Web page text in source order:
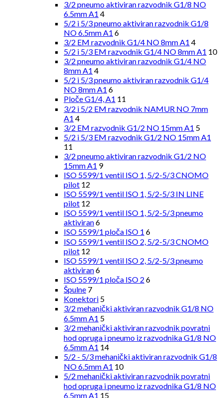
3/2 pneumo aktiviran razvodnik G1/8 NO
6.5mm A1 4
5/2 i 5/3 pneumo aktiviran razvodnik G1/8
NO 6.5mm A1 6
3/2 EM razvodnik G1/4 NO 8mm A1 4
5/2 i 5/3 EM razvodnik G1/4 NO 8mm A1 10
3/2 pneumo aktiviran razvodnik G1/4 NO
8mm A1 4
5/2 i 5/3 pneumo aktiviran razvodnik G1/4
NO 8mm A1 6
Ploče G1/4, A1 11
3/2 i 5/2 EM razvodnik NAMUR NO 7mm
A1 4
3/2 EM razvodnik G1/2 NO 15mm A1 5
5/2 i 5/3 EM razvodnik G1/2 NO 15mm A1
11
3/2 pneumo aktiviran razvodnik G1/2 NO
15mm A1 9
ISO 5599/1 ventil ISO 1, 5/2-5/3 CNOMO
pilot 12
ISO 5599/1 ventil ISO 1, 5/2-5/3 IN LINE
pilot 12
ISO 5599/1 ventil ISO 1, 5/2-5/3 pneumo
aktiviran6
ISO 5599/1 ploča ISO 1 6
ISO 5599/1 ventil ISO 2, 5/2-5/3 CNOMO
pilot 12
ISO 5599/1 ventil ISO 2, 5/2-5/3 pneumo
aktiviran6
ISO 5599/1 ploča ISO 2 6
Špulne 7
Konektori 5
3/2 mehanički aktiviran razvodnik G1/8 NO
6.5mm A1 5
3/2 mehanički aktiviran razvodnik povratni
hod opruga i pneumo iz razvodnika G1/8 NO
6.5mm A1 14
5/2 - 5/3 mehanički aktiviran razvodnik G1/8
NO 6.5mm A1 10
5/2 mehanički aktiviran razvodnik povratni
hod opruga i pneumo iz razvodnika G1/8 NO
6.5mm A1 15